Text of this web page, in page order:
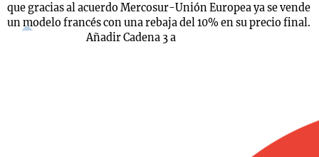
que gracias al acuerdo Mercosur-Unión Europea ya se vende
un modelo francés con una rebaja del 10% en su precio final.
Añadir Cadena 3 a